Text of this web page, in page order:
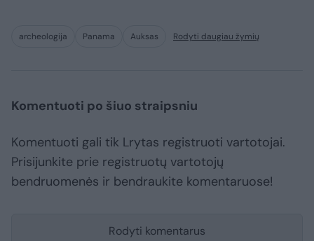
archeologija Panama Auksas Rodyti daugiau žymių
Komentuoti po šiuo straipsniu
Komentuoti gali tik Lrytas registruoti vartotojai.
Prisijunkite prie registruotų vartotojų
bendruomenės ir bendraukite komentaruose!
Rodyti komentarus